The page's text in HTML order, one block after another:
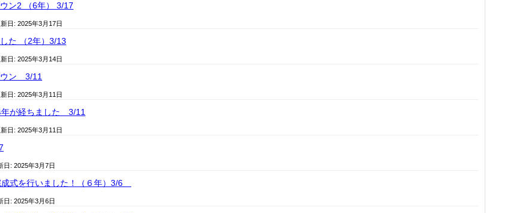
ン2 （6年） 3/17
日: 2025年3月17日
た （2年）3/13
日: 2025年3月14日
ウン 3/11
日: 2025年3月11日
年が経ちました 3/11
日: 2025年3月11日
日: 2025年3月7日
式を行いました！（６年）3/6
日: 2025年3月6日